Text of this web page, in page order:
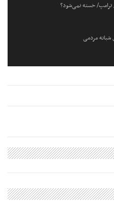
ترامپ/ خسته نمی‌شود؟
مردمی